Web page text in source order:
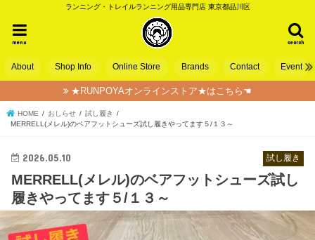
ランニング・トレイルランニング用品専門店 東京都品川区
search
menu
About Shop Info Online Store Brands Contact Event
★RUNPOYAオンラインストア★はこちら☚
HOME おしらせ
試し履き
MERRELL(メレル)のベアフットシューズ試し履きやってます５/１３～
試し履き
2026.05.10
MERRELL(メレル)のベアフットシューズ試し
履きやってます５/１３～